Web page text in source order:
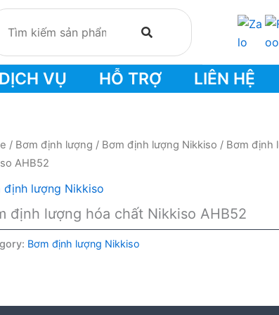
DỊCH VỤ HỖ TRỢ LIÊN HỆ
/ Bơm định lượng / Bơm định lượng Nikkiso / Bơm định
AHB52
định lượng Nikkiso
định lượng hóa chất Nikkiso AHB52
Bơm định lượng Nikkiso